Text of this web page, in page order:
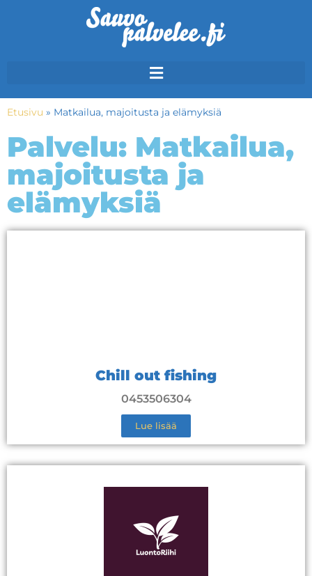
Etusivu » Matkailua, majoitusta ja elämyksiä
Palvelu: Matkailua,
majoitusta ja
elämyksiä
Chill out fishing
0453506304
Lue lisää